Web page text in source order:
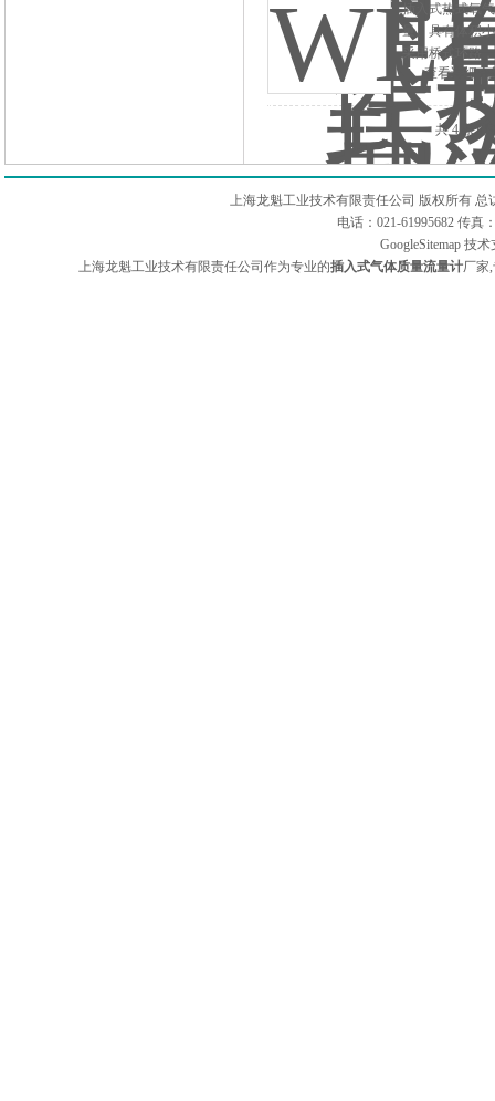
插入式热式氧
量。具有体积
采用桥式环路
进行流量测量。
查看详细介
共 4 条记
上海龙魁工业技术有限责任公司 版权所有 总
电话：021-61995682 传真
GoogleSitemap技术
上海龙魁工业技术有限责任公司作为专业的插入式气体质量流量计厂家